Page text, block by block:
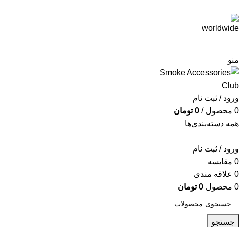
منو
ورود / ثبت نام
0 محصول /
0 تومان
همه دسته‌بندی‌ها
ورود / ثبت نام
0 مقایسه
0 علاقه مندی
0 محصول 0 تومان
جستجو